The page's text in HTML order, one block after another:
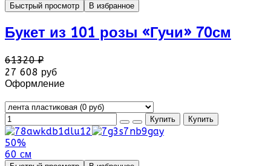
Быстрый просмотр В избранное
Букет из 101 розы «Гучи» 70см
61320 ₽
27 608 руб
Оформление
50%
60 см